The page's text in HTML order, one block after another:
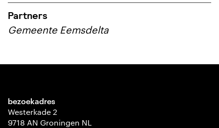
Partners
Gemeente Eemsdelta
bezoekadres
Westerkade 2
9718 AN Groningen NL